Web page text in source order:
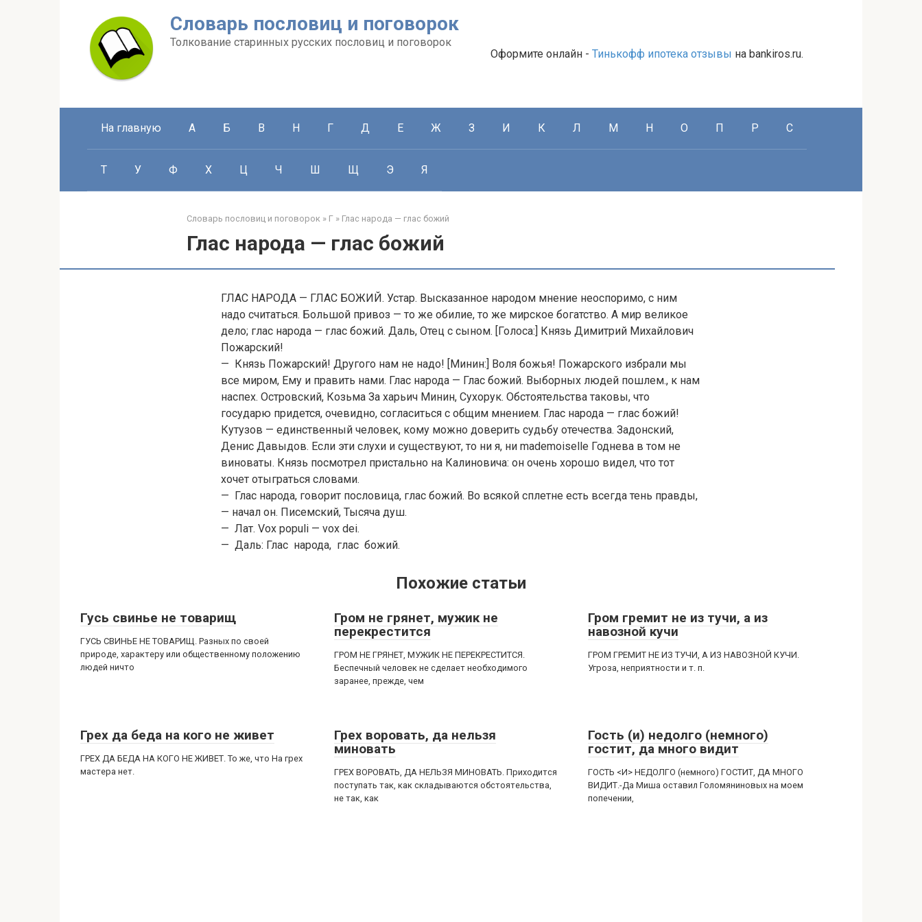
Словарь пословиц и поговорок
Толкование старинных русских пословиц и поговорок
Оформите онлайн - Тинькофф ипотека отзывы на bankiros.ru.
На главную А Б В Н Г Д Е Ж З И К Л М Н О П Р С
Т У Ф Х Ц Ч Ш Щ Э Я
Словарь пословиц и поговорок » Г » Глас народа — глас божий
Глас народа — глас божий
ГЛАС НАРОДА — ГЛАС БОЖИЙ. Устар. Высказанное народом мнение неоспоримо, с ним
надо считаться. Большой привоз — то же обилие, то же мирское богатство. А мир великое
дело; глас народа — глас божий. Даль, Отец с сыном. [Голоса:] Князь Димитрий Михайлович
Пожарский!
— Князь Пожарский! Другого нам не надо! [Минин:] Воля божья! Пожарского избрали мы
все миром, Ему и править нами. Глас народа — Глас божий. Выборных людей пошлем., к нам
наспех. Островский, Козьма За харьич Минин, Сухорук. Обстоятельства таковы, что
государю придется, очевидно, согласиться с общим мнением. Глас народа — глас божий!
Кутузов — единственный человек, кому можно доверить судьбу отечества. Задонский,
Денис Давыдов. Если эти слухи и существуют, то ни я, ни mademoiselle Годнева в том не
виноваты. Князь посмотрел пристально на Калиновича: он очень хорошо видел, что тот
хочет отыграться словами.
— Глас народа, говорит пословица, глас божий. Во всякой сплетне есть всегда тень правды,
— начал он. Писемский, Тысяча душ.
— Лат. Vox populi — vox dei.
— Даль: Глас народа, глас божий.
Похожие статьи
Гусь свинье не товарищ
ГУСЬ СВИНЬЕ НЕ ТОВАРИЩ. Разных по своей
природе, характеру или общественному положению
людей ничто
Гром не грянет, мужик не
перекрестится
ГРОМ НЕ ГРЯНЕТ, МУЖИК НЕ ПЕРЕКРЕСТИТСЯ.
Беспечный человек не сделает необходимого
заранее, прежде, чем
Гром гремит не из тучи, а из
навозной кучи
ГРОМ ГРЕМИТ НЕ ИЗ ТУЧИ, А ИЗ НАВОЗНОЙ КУЧИ.
Угроза, неприятности и т. п.
Грех да беда на кого не живет
ГРЕХ ДА БЕДА НА КОГО НЕ ЖИВЕТ. То же, что На грех
мастера нет.
Грех воровать, да нельзя
миновать
ГРЕХ ВОРОВАТЬ, ДА НЕЛЬЗЯ МИНОВАТЬ. Приходится
поступать так, как складываются обстоятельства,
не так, как
Гость (и) недолго (немного)
гостит, да много видит
ГОСТЬ <И> НЕДОЛГО (немного) ГОСТИТ, ДА МНОГО
ВИДИТ.-Да Миша оставил Голомяниновых на моем
попечении,